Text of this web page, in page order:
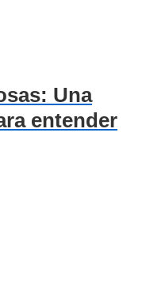
Una
entender